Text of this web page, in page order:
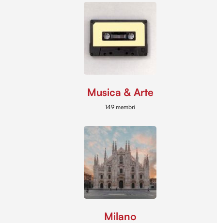
Musica & Arte
149 membri
Milano